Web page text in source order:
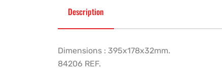
Description
Dimensions : 395x178x32mm.
84206 REF.